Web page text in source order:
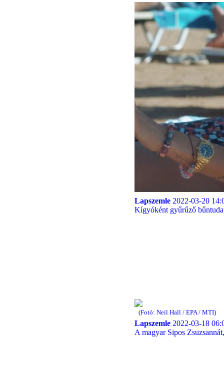
Lapszemle 2022-03-20
Kígyóként gyűrűző
(Fotó: Neil Hall / EPA / MTI)
Lapszemle 2022-03-18
A magyar Sipos